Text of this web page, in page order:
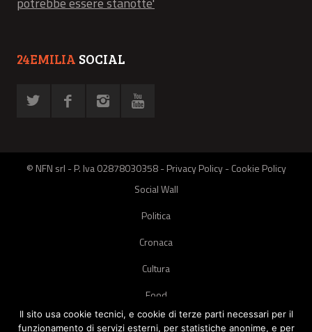
24EMILIA SOCIAL
© NFN srl - P. Iva 02878030358 -Privacy Policy-Cookie Policy
Social Wall
Politica
Cronaca
Cultura
Food
Green
Il sito usa cookie tecnici, e cookie di terze parti necessari per il
funzionamento di servizi esterni, per statistiche anonime, e per